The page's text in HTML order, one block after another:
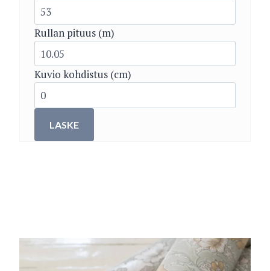
Rullan pituus (m)
Kuvio kohdistus (cm)
LASKE